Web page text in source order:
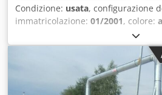
Condizione: usata, configurazione
immatricolazione: 01/2001, colore:
, Equipaggiamento:
dotazioni = - Sospensione
2001, Assali Mercedes, Nessuna
informazioni = Massa complessiva
Csdjy Ewn Aopfx Ah Ssha =